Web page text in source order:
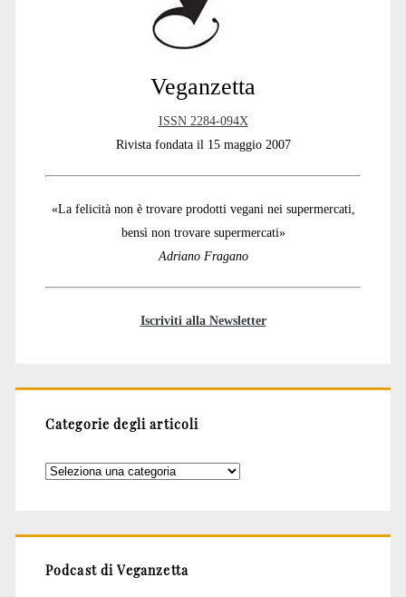
Veganzetta
ISSN 2284-094X
Rivista fondata il 15 maggio 2007
«La felicità non è trovare prodotti vegani nei supermercati,
bensì non trovare supermercati»
Adriano Fragano
Iscriviti alla Newsletter
Categorie degli articoli
Categorie
Podcast di Veganzetta